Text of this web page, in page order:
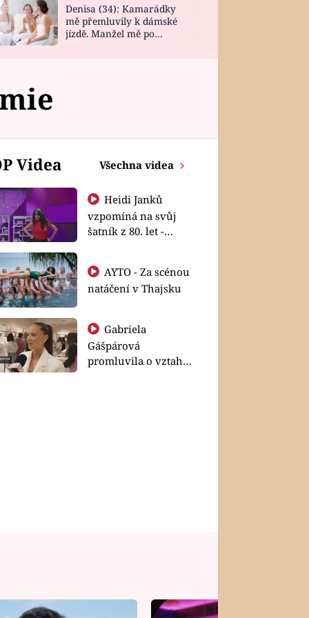
Denisa (34): Kamarádky
mě přemluvily k dámské
jízdě. Manžel mě po
Videa Všechna videa
Heidi Janků
vzpomíná na svůj
šatník z 80. let -
natáčení v Thajsku
Gabriela
Gášpárová
promluvila o vztahu